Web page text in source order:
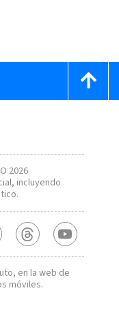
2026
incluyendo
en la web de
móviles.